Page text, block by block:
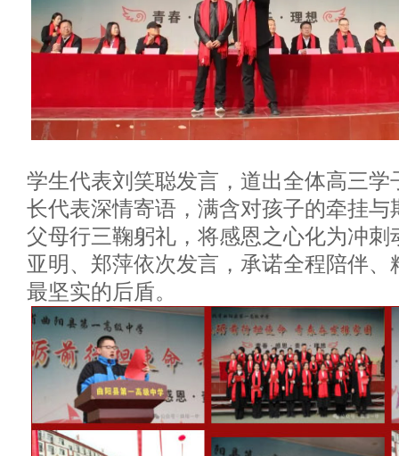
学生代表刘笑聪发言，道出全体高三学
长代表深情寄语，满含对孩子的牵挂与
父母行三鞠躬礼，将感恩之心化为冲刺
亚明、郑萍依次发言，承诺全程陪伴、
最坚实的后盾。